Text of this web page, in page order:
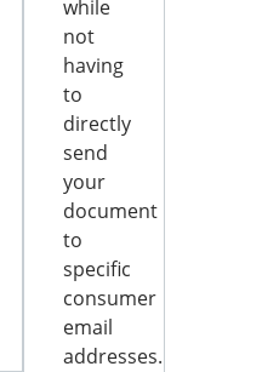
while
not
having
to
directly
send
your
document
to
specific
consumer
email
addresses.